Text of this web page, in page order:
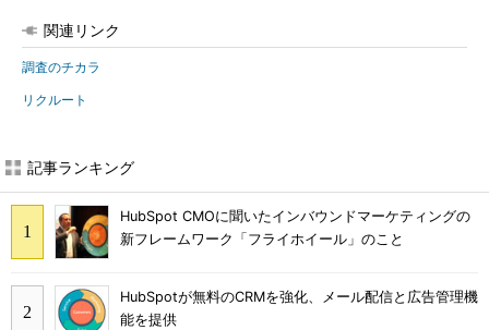
関連リンク
調査のチカラ
リクルート
記事ランキング
HubSpot CMOに聞いたインバウンドマーケティングの
新フレームワーク「フライホイール」のこと
HubSpotが無料のCRMを強化、メール配信と広告管理機
能を提供